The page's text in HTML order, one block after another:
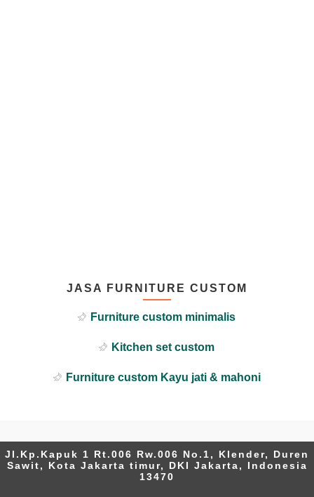
JASA FURNITURE CUSTOM
Furniture custom minimalis
Kitchen set custom
Furniture custom Kayu jati & mahoni
Jl.Kp.Kapuk 1 Rt.006 Rw.006 No.1, Klender, Duren
Sawit, Kota Jakarta timur, DKI Jakarta, Indonesia
13470